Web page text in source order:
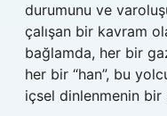
durumunu ve
çalışan bir kavram
bağlamda, her bir
her bir “han”, bu
içsel dinlenmenin bir